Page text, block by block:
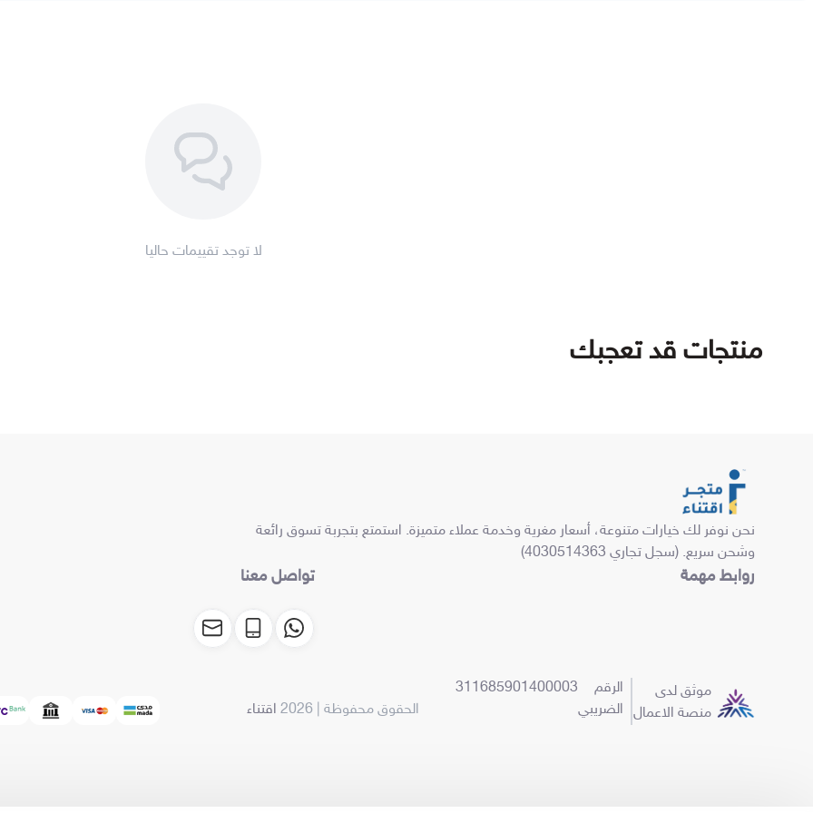
لا توجد تقييمات حاليا
منتجات قد تعجبك
نحن نوفر لك خيارات متنوعة، أسعار مغرية وخدمة عملاء متميزة. استمتع بتجربة تسوق رائعة
وشحن سريع. (سجل تجاري 4030514363)
روابط مهمة تواصل معنا
موثق لدى
منصة الاعمال
الرقم
الضريبي
311685901400003
الحقوق محفوظة | 2026
اقتناء